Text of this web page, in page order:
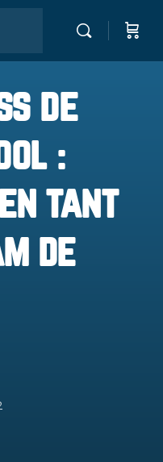
de
:
tant
de